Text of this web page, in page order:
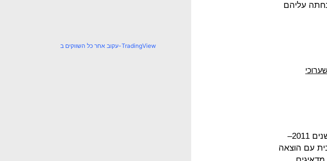
עליהם
סקר ה־8,000 אותו ביצענו ביחד עם מכון מדגם בראשות מנו גבע בין השנים 2011–
עם הוצאה
עקוב אחר כל השווקים ב-TradingView